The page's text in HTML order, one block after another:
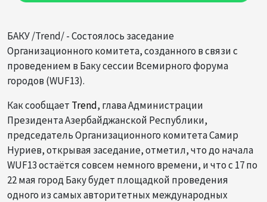
БАКУ /Trend/ - Состоялось заседание
Организационного комитета, созданного в связи с
проведением в Баку сессии Всемирного форума
городов (WUF13).
Как сообщает Trend, глава Администрации
Президента Азербайджанской Республики,
председатель Организационного комитета Самир
Нуриев, открывая заседание, отметил, что до начала
WUF13 остаётся совсем немного времени, и что с 17 по
22 мая город Баку будет площадкой проведения
одного из самых авторитетных международных